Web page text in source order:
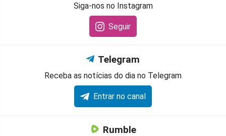
Siga-nos no Instagram
Seguir
Telegram
Receba as notícias do dia no Telegram
Entrar no canal
Rumble